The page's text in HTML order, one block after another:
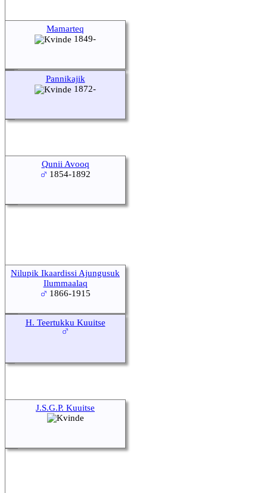
Mamarteq
1849-
Pannikajik
1872-
Qunii Avooq
1854-1892
Nilupik Ikaardissi Ajungusuk
Ilummaalaq
1866-1915
H. Teertukku Kuuitse
J.S.G.P. Kuuitse